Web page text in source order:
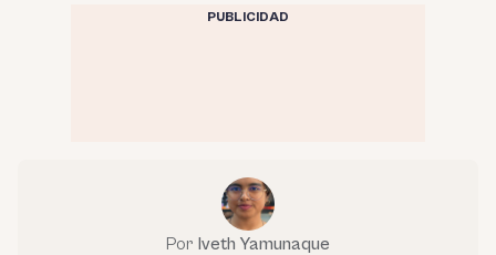
PUBLICIDAD
Por Iveth Yamunaque